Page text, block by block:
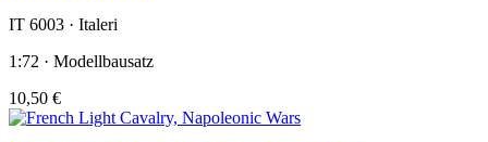
IT 6003 · Italeri
1:72 · Modellbausatz
10,50 €